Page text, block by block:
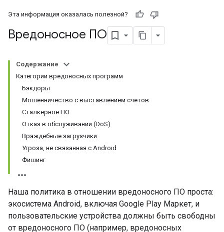
Эта информация оказалась полезной?
Вредоносное ПО
Содержание
Категории вредоносных программ
Бэкдоры
Мошенничество с выставлением счетов
Сталкерное ПО
Отказ в обслуживании (DoS)
Враждебные загрузчики
Угроза, не связанная с Android
Фишинг
Наша политика в отношении вредоносного ПО проста:
экосистема Android, включая Google Play Маркет, и
пользовательские устройства должны быть свободны
от вредоносного ПО (например, вредоносных